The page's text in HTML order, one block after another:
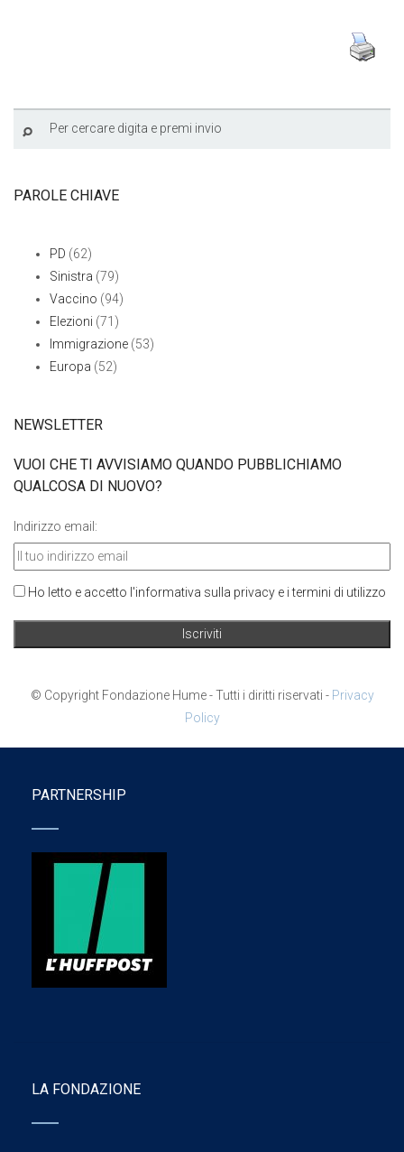
PAROLE CHIAVE
PD (62)
Sinistra (79)
Vaccino (94)
Elezioni (71)
Immigrazione (53)
Europa (52)
NEWSLETTER
VUOI CHE TI AVVISIAMO QUANDO PUBBLICHIAMO
QUALCOSA DI NUOVO?
Indirizzo email:
Ho letto e accetto l'informativa sulla privacy e i termini di utilizzo
© Copyright Fondazione Hume - Tutti i diritti riservati - Privacy
Policy
PARTNERSHIP
LA FONDAZIONE